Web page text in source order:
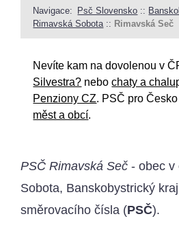
Navigace: Psč Slovensko ::
Rimavská Sobota :: Rimavská Seč
Nevíte kam na dovolenou v
Silvestra? nebochaty a
Penziony CZ. PSČ pro
měst a obcí.
PSČ Rimavská Seč - obec v
Sobota, Banskobystrický
směrovacího čísla (PSČ).